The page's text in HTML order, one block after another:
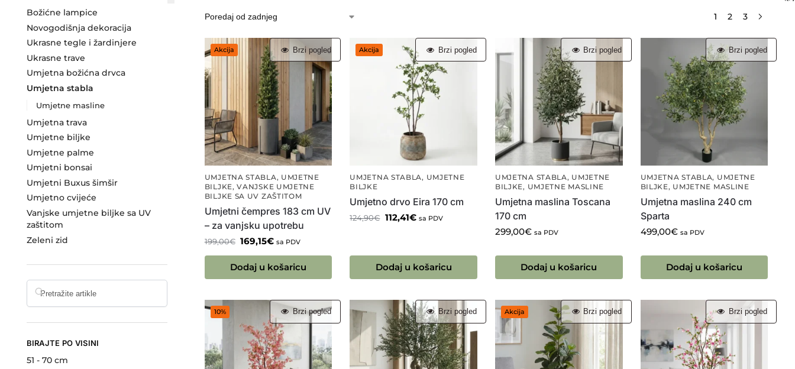
1 2 3
Akcija
UMJETNA STABLA, UMJETNE
BILJKE,VANJSKE UMJETNE
BILJKE SA UV ZAŠTITOM
Umjetni čempres 183 cm UV
– za vanjsku upotrebu
199,00€ 169,15€ sa PDV
Dodaj u košaricu
Brzi pogled Akcija
UMJETNA STABLA, UMJETNE
BILJKE
Umjetno drvo Eira 170 cm
124,90€ 112,41€ sa PDV
Dodaj u košaricu
Brzi pogled
UMJETNA STABLA, UMJETNE
BILJKE, UMJETNE MASLINE
Umjetna maslina Toscana
170 cm
299,00€ sa PDV
Dodaj u košaricu
Brzi pogled
UMJETNA STABLA, UMJETNE
BILJKE, UMJETNE MASLINE
Umjetna maslina 240 cm
Sparta
499,00€ sa PDV
Dodaj u košaricu
Brzi pogled
10% Brzi pogled Brzi pogled Akcija Brzi pogled Brzi pogled
Božićne lampice
Novogodišnja dekoracija
Ukrasne tegle i žardinjere
Ukrasne trave
Umjetna božićna drvca
Umjetna stabla
Umjetne masline
Umjetna trava
Umjetne biljke
Umjetne palme
Umjetni bonsai
Umjetni Buxus šimšir
Umjetno cvijeće
Vanjske umjetne biljke sa UV
zaštitom
Zeleni zid
BIRAJTE PO VISINI
51 - 70 cm